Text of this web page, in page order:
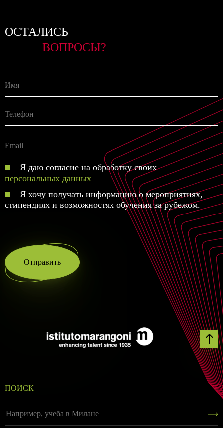
ОСТАЛИСЬ
ВОПРОСЫ?
Я даю согласие на обработку своих
персональных данных
Я хочу получать информацию о мероприятиях,
стипендиях и возможностях обучения за рубежом.
Отправить
ПОИСК